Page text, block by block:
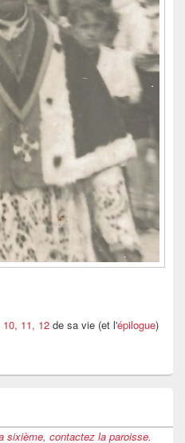
10, 11, 12 de sa vie (et l'épilogue)
sixième, contactez la paroisse.